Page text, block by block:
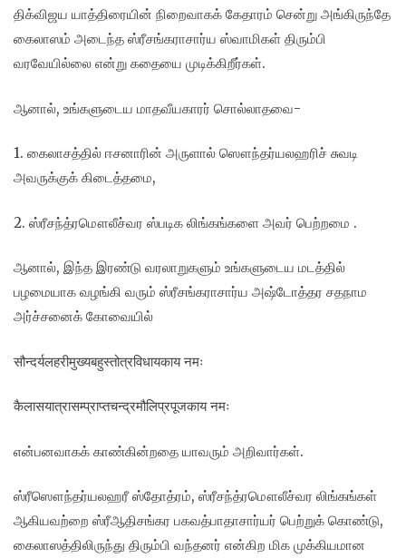
திக்விஜய யாத்திரையின் நிறைவாகக் கேதாரம் சென்று அங்கிருந்தே
கைலாஸம் அடைந்த ஸ்ரீசங்கராசார்ய ஸ்வாமிகள் திரும்பி
வரவேயில்லை என்று கதையை முடிக்கிறீர்கள்.
ஆனால், உங்களுடைய மாதவீயகாரர் சொல்லாதவை-
1. கைலாசத்தில் ஈசனாரின் அருளால் ஸௌந்தர்யலஹரிச் சுவடி
அவருக்குக் கிடைத்தமை,
2. ஸ்ரீசந்த்ரமௌலீச்வர ஸ்படிக லிங்கங்களை அவர் பெற்றமை .
ஆனால், இந்த இரண்டு வரலாறுகளும் உங்களுடைய மடத்தில்
பழமையாக வழங்கி வரும் ஸ்ரீசங்கராசார்ய அஷ்டோத்தர சதநாம
அர்ச்சனைக் கோவையில்
सौन्दर्यलहरीमुख्यबहुस्तोत्रविधायकाय नमः
कैलासयात्रासम्प्राप्तचन्द्रमौलिप्रपूजकाय नमः
என்பனவாகக் காண்கின்றதை யாவரும் அறிவார்கள்.
ஸ்ரீஸௌந்தர்யலஹரீ ஸ்தோத்ரம், ஸ்ரீசந்த்ரமௌலீச்வர லிங்கங்கள்
ஆகியவற்றை ஸ்ரீஆதிசங்கர பகவத்பாதாசார்யர் பெற்றுக் கொண்டு,
கைலாஸத்திலிருந்து திரும்பி வந்தனர் என்கிற மிக முக்கியமான